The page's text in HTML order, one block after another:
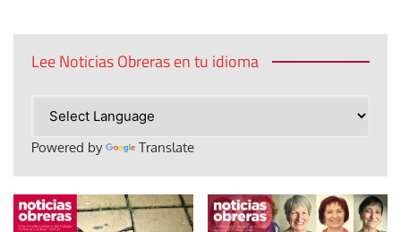
Lee Noticias Obreras en tu idioma
Powered by Translate